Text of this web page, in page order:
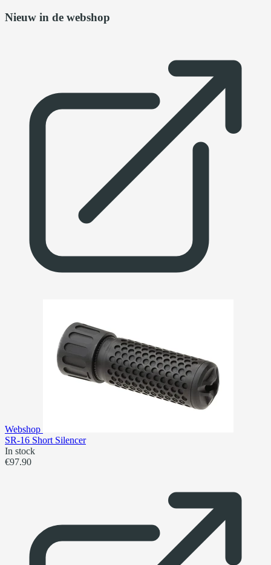
Nieuw in de webshop
Webshop
SR-16 Short Silencer
In stock
€97.90